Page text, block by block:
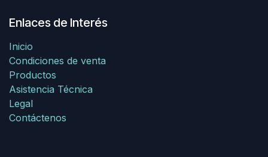
Enlaces de Interés
Inicio
Condiciones de venta
Productos
Asistencia Técnica
Legal
Contáctenos